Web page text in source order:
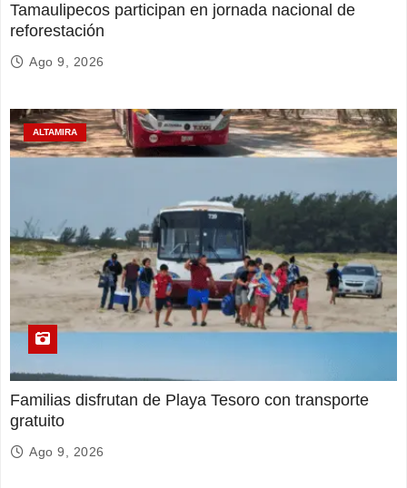
Tamaulipecos participan en jornada nacional de
reforestación
Ago 9, 2026
ALTAMIRA
Familias disfrutan de Playa Tesoro con transporte
gratuito
Ago 9, 2026